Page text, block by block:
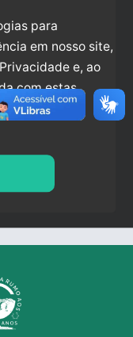
para
em nosso site,
e, ao
com estas